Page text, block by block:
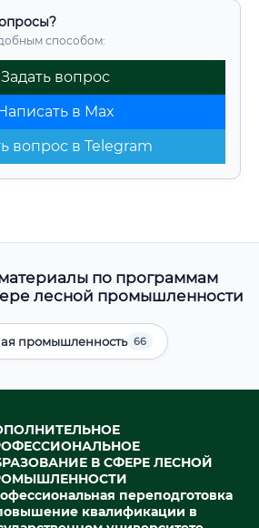
способом:
Задать вопрос
в Max
вопрос в Telegram
по программам
лесной промышленности
промышленность 66
В СФЕРЕ ЛЕСНОЙ
переподготовка
квалификации в